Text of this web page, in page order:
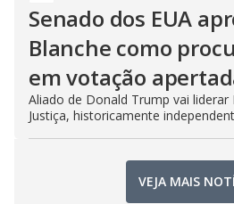
Senado dos EUA
Blanche como
em votação
Aliado de Donald Trump vai
Justiça, historicamente
VEJA MAIS